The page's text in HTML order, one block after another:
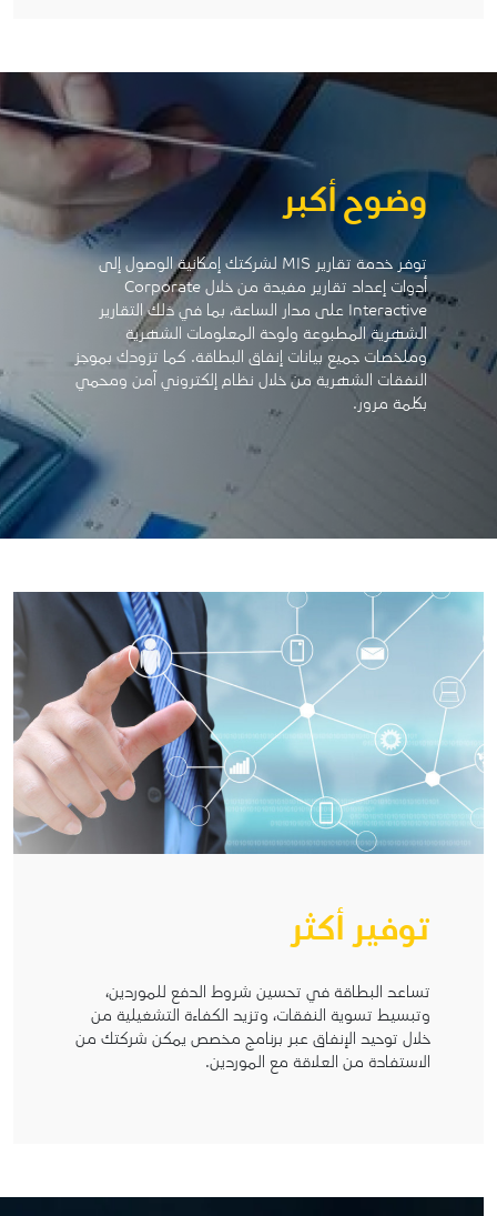
وضوح أكبر
توفر خدمة تقارير MIS لشركتك إمكانية الوصول إلى
أدوات إعداد تقارير مفيدة من خلال Corporate
Interactive على مدار الساعة، بما في ذلك التقارير
الشهرية المطبوعة ولوحة المعلومات الشهرية
وملخصات جميع بيانات إنفاق البطاقة. كما تزودك بموجز
النفقات الشهرية من خلال نظام إلكتروني آمن ومحمي
بكلمة مرور.
توفير أكثر
تساعد البطاقة في تحسين شروط الدفع للموردين،
وتبسيط تسوية النفقات، وتزيد الكفاءة التشغيلية من
خلال توحيد الإنفاق عبر برنامج مخصص يمكن شركتك من
الاستفادة من العلاقة مع الموردين.